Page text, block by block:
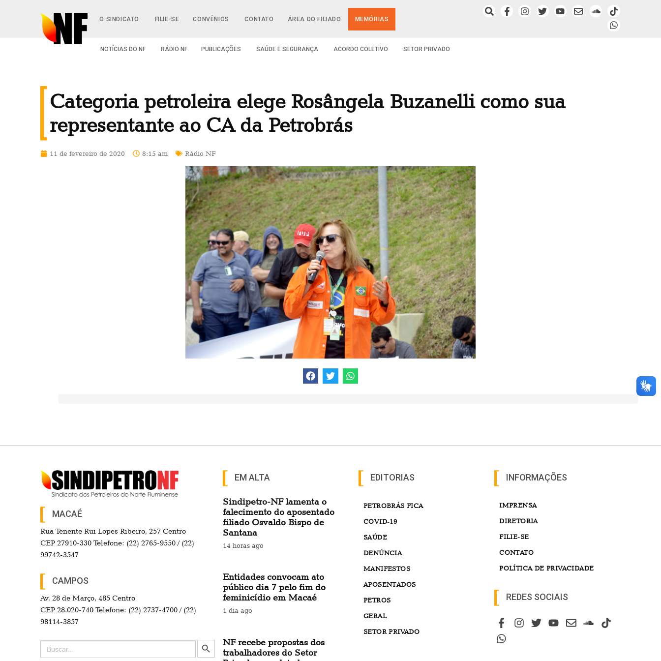
O SINDICATO FILIE-SE CONVÊNIOS CONTATO ÁREA DO FILIADO MEMÓRIAS
NOTÍCIAS DO NF RÁDIO NF PUBLICAÇÕES SAÚDE E SEGURANÇA ACORDO COLETIVO SETOR PRIVADO
Categoria petroleira elege Rosângela Buzanelli como sua
representante ao CA da Petrobrás
11 de fevereiro de 2020 8:15 am Rádio NF
MACAÉ
Rua Tenente Rui Lopes Ribeiro, 257 Centro
CEP 27910-330 Telefone: (22) 2765-9550 / (22)
99742-3547
CAMPOS
Av. 28 de Março, 485 Centro
CEP 28.020-740 Telefone: (22) 2737-4700 / (22)
98114-3857
Search
for:
Search Button
EM ALTA
Sindipetro-NF lamenta o
falecimento do aposentado
filiado Osvaldo Bispo de
Santana
14 horas ago
Entidades convocam ato
público dia 7 pelo fim do
feminicídio em Macaé
1 dia ago
NF recebe propostas dos
trabalhadores do Setor
EDITORIAS
PETROBRÁS FICA
COVID-19
SAÚDE
DENÚNCIA
MANIFESTOS
APOSENTADOS
PETROS
GERAL
SETOR PRIVADO
INFORMAÇÕES
IMPRENSA
DIRETORIA
FILIE-SE
CONTATO
POLÍTICA DE PRIVACIDADE
REDES SOCIAIS